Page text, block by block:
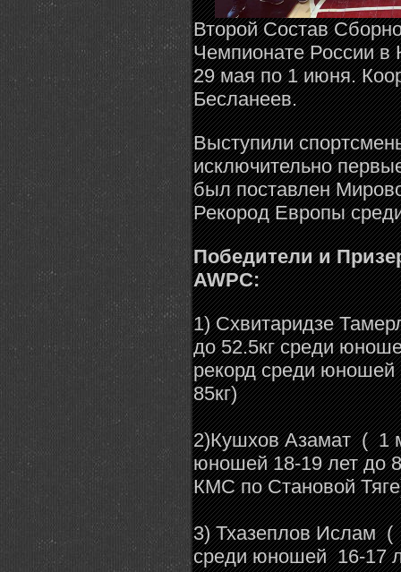
Второй Состав
Чемпионате России в
29 мая по 1 июня.
Бесланеев.
Выступили
исключительно
был поставлен
Рекород Европы
Победители и
AWPC:
1) Cхвитаридзе
до 52.5кг среди
рекорд среди юношей
85кг)
2)Кушхов Азамат ( 1
юношей 18-19 лет до
КМС по Становой
3) Тхазеплов Ислам (
среди юношей 16-